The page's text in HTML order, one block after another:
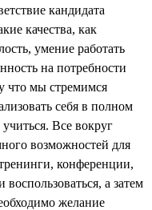
кандидата
качества, как
умение работать
на потребности
что мы стремимся
себя в полном
Все вокруг
возможностей для
конференции,
а затем
желание